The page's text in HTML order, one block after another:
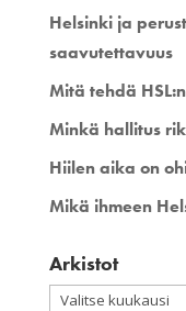
Helsinki ja
saavutettavuus
Mitä tehdä
Minkä hallitus
Hiilen aika on
Mikä ihmeen
Arkistot
Arkistot